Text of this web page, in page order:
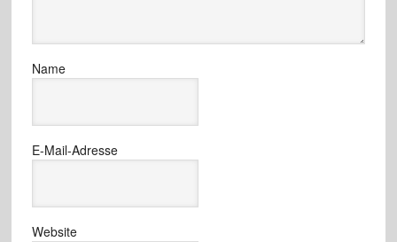
Name
E-Mail-Adresse
Website